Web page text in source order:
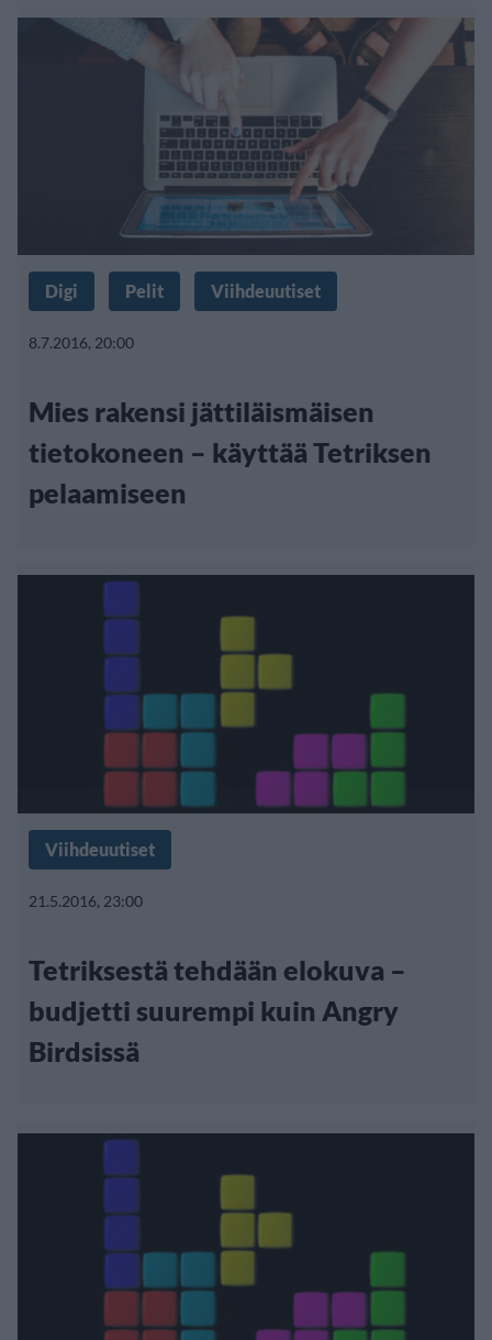
Digi Pelit Viihdeuutiset
8.7.2016, 20:00
Mies rakensi jättiläismäisen
tietokoneen – käyttää Tetriksen
pelaamiseen
Viihdeuutiset
21.5.2016, 23:00
Tetriksestä tehdään elokuva –
budjetti suurempi kuin Angry
Birdsissä